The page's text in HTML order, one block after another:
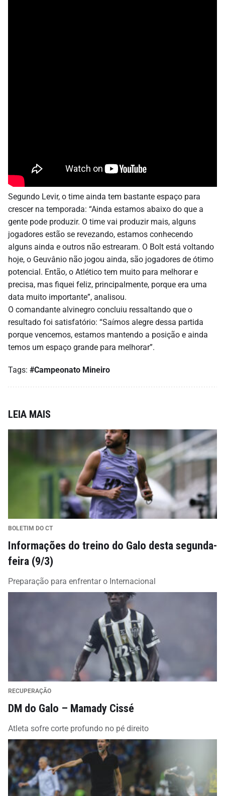
Segundo Levir, o time ainda tem bastante espaço para
crescer na temporada: “Ainda estamos abaixo do que a
gente pode produzir. O time vai produzir mais, alguns
jogadores estão se revezando, estamos conhecendo
alguns ainda e outros não estrearam. O Bolt está voltando
hoje, o Geuvânio não jogou ainda, são jogadores de ótimo
potencial. Então, o Atlético tem muito para melhorar e
precisa, mas fiquei feliz, principalmente, porque era uma
data muito importante”, analisou.
O comandante alvinegro concluiu ressaltando que o
resultado foi satisfatório: “Saímos alegre dessa partida
porque vencemos, estamos mantendo a posição e ainda
temos um espaço grande para melhorar”.
Tags: #Campeonato Mineiro
LEIA MAIS
BOLETIM DO CT
Informações do treino do Galo desta segunda-
feira (9/3)
Preparação para enfrentar o Internacional
RECUPERAÇÃO
DM do Galo – Mamady Cissé
Atleta sofre corte profundo no pé direito